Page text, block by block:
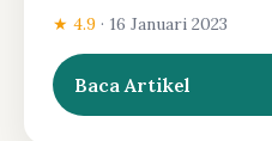
★ 4.9 · 16 Januari 2023
Baca Artikel